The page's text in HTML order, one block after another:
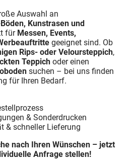
Auswahl an
Kunstrasen und
für Messen, Events,
geeignet sind. Ob
Rips- oder Veloursteppich,
Teppich oder einen
suchen – bei uns finden
für Ihren Bedarf.
& Sonderdrucken
& schneller Lieferung
nach Ihren Wünschen – jetzt
Anfrage stellen!